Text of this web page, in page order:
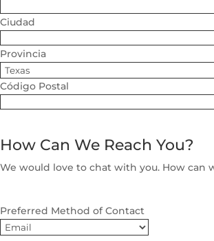
Ciudad
Provincia
Código Postal
How Can We Reach You?
We would love to chat with you. How can
Preferred Method of Contact